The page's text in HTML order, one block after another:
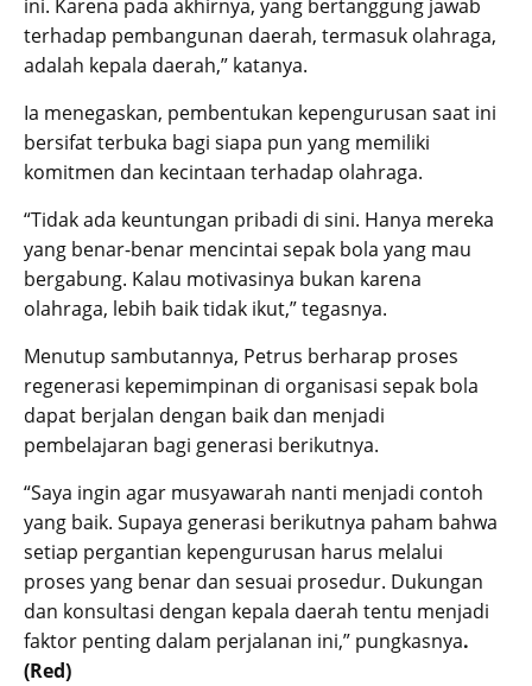
ini. Karena pada akhirnya, yang bertanggung jawab
terhadap pembangunan daerah, termasuk olahraga,
adalah kepala daerah,” katanya.
Ia menegaskan, pembentukan kepengurusan saat ini
bersifat terbuka bagi siapa pun yang memiliki
komitmen dan kecintaan terhadap olahraga.
“Tidak ada keuntungan pribadi di sini. Hanya mereka
yang benar-benar mencintai sepak bola yang mau
bergabung. Kalau motivasinya bukan karena
olahraga, lebih baik tidak ikut,” tegasnya.
Menutup sambutannya, Petrus berharap proses
regenerasi kepemimpinan di organisasi sepak bola
dapat berjalan dengan baik dan menjadi
pembelajaran bagi generasi berikutnya.
“Saya ingin agar musyawarah nanti menjadi contoh
yang baik. Supaya generasi berikutnya paham bahwa
setiap pergantian kepengurusan harus melalui
proses yang benar dan sesuai prosedur. Dukungan
dan konsultasi dengan kepala daerah tentu menjadi
faktor penting dalam perjalanan ini,” pungkasnya.
(Red)